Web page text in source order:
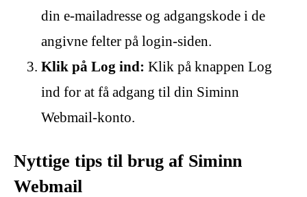
din e-mailadresse og adgangskode i de
angivne felter på login-siden.
Klik på Log ind: Klik på knappen Log
ind for at få adgang til din Siminn
Webmail-konto.
Nyttige tips til brug af Siminn
Webmail